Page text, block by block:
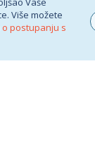
Više možete
postupanju s